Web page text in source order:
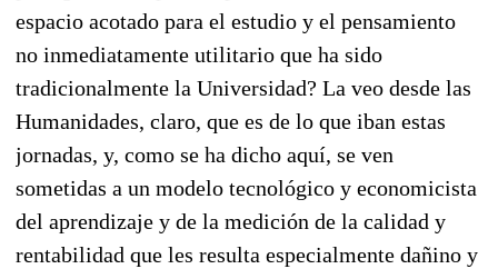
espacio acotado para el estudio y el pensamiento
no inmediatamente utilitario que ha sido
tradicionalmente la Universidad? La veo desde las
Humanidades, claro, que es de lo que iban estas
jornadas, y, como se ha dicho aquí, se ven
sometidas a un modelo tecnológico y economicista
del aprendizaje y de la medición de la calidad y
rentabilidad que les resulta especialmente dañino y